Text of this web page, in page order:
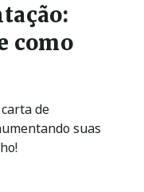
como
de
suas